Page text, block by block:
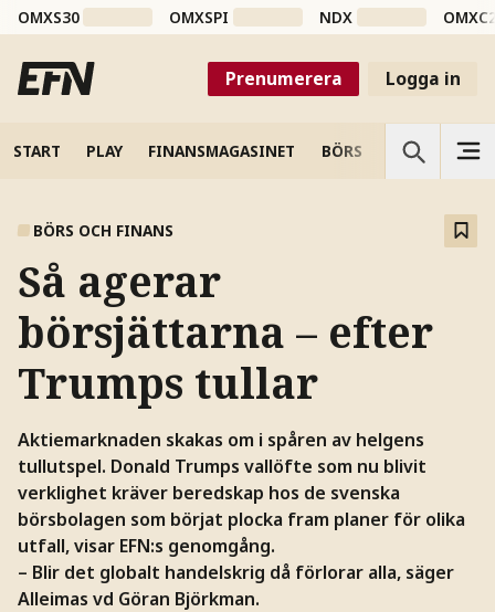
OMXS30 OMXSPI NDX
Prenumerera Logga in
START PLAY FINANSMAGASINET BÖRS VETENSKAP
BÖRS OCH FINANS
Så agerar
börsjättarna – efter
Trumps tullar
Aktiemarknaden skakas om i spåren av helgens
tullutspel. Donald Trumps vallöfte som nu blivit
verklighet kräver beredskap hos de svenska
börsbolagen som börjat plocka fram planer för olika
utfall, visar EFN:s genomgång.
– Blir det globalt handelskrig då förlorar alla, säger
Alleimas vd Göran Björkman.